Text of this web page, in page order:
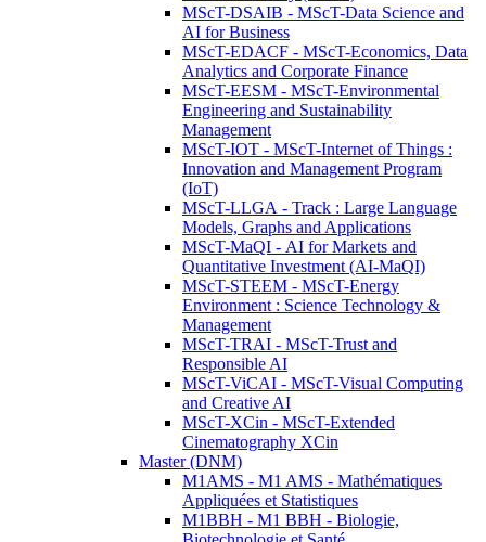
MScT-DSAIB - MScT-Data Science and
AI for Business
MScT-EDACF - MScT-Economics, Data
Analytics and Corporate Finance
MScT-EESM - MScT-Environmental
Engineering and Sustainability
Management
MScT-IOT - MScT-Internet of Things :
Innovation and Management Program
(IoT)
MScT-LLGA - Track : Large Language
Models, Graphs and Applications
MScT-MaQI - AI for Markets and
Quantitative Investment (AI-MaQI)
MScT-STEEM - MScT-Energy
Environment : Science Technology &
Management
MScT-TRAI - MScT-Trust and
Responsible AI
MScT-ViCAI - MScT-Visual Computing
and Creative AI
MScT-XCin - MScT-Extended
Cinematography XCin
Master (DNM)
M1AMS - M1 AMS - Mathématiques
Appliquées et Statistiques
M1BBH - M1 BBH - Biologie,